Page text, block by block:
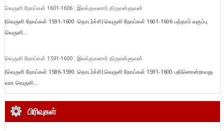
வெருளி நோய்கள் 1601-1606 : இலக்குவனார் திருவள்ளுவன்
(வெருளி நோய்கள் 1591-1600 :தொடர்ச்சி) வெருளி நோய்கள் 1601-1606 பத்தாம் வகுப்பு
வெருளி...
வெருளி நோய்கள் 1591-1600 : இலக்குவனார் திருவள்ளுவன்
(வெருளி நோய்கள் 1586-1590 :தொடர்ச்சி) வெருளி நோய்கள் 1591-1600 பதினொன்றாவது
வார வெருளி...
பிரிவுகள்